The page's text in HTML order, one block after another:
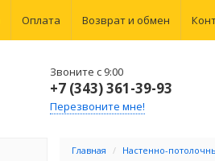
Оплата Возврат и обмен
Звоните с 9:00
+7 (343) 361-39-93
Перезвоните мне!
Главная Настенно-